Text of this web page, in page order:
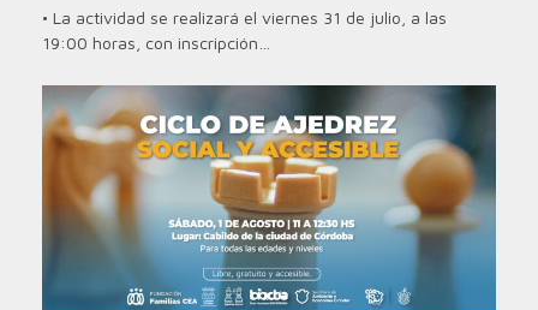
• La actividad se realizará el viernes 31 de julio, a las
19:00 horas, con inscripción…